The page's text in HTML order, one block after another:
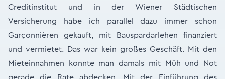
Creditinstitut und in der Wiener Städtischen
Versicherung habe ich parallel dazu immer schon
Garçonnièren gekauft, mit Bauspardarlehen finanziert
und vermietet. Das war kein großes Geschäft. Mit den
Mieteinnahmen konnte man damals mit Müh und Not